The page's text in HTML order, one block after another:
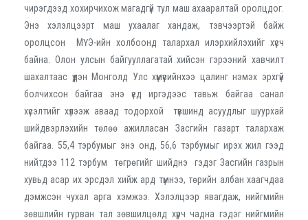
чирэгдээд хохирчихож магадгүй тул маш ахааралтай оролцдог.
Энэ хэлэлцээрт маш ухаалаг хандаж, тэвчээртэй байж
оролцсон МҮЭ-ийн холбоонд талархал илэрхийлэхийг хүсч
байна. Олон улсын байгууллагатай хийсэн гэрээний хавчилт
шахалтаас үүдэн Монголд Улс хүмүүсийнхээ цалинг нэмэх эрхгүй
болчихсон байгаа энэ үед иргэдээс тавьж байгаа санал
хүсэлтийг хүлээж аваад тодорхой түвшинд асуудлыг шуурхай
шийдвэрлэхийн төлөө ажилласан Засгийн газарт талархаж
байгаа. 55,4 тэрбумыг энэ онд, 56,6 тэрбумыг ирэх жил гээд
нийтдээ 112 тэрбум төгрөгийг шийднэ гэдэг Засгийн газрын
хувьд асар их эрсдэл хийж ард түмнээ, төрийн албан хаагчдаа
дэмжсэн чухал арга хэмжээ. Хэлэлцээр явагдаж, нийгмийн
зөвшлийн гурван тал зөвшилцөлд хүрч чадна гэдэг нийгмийн